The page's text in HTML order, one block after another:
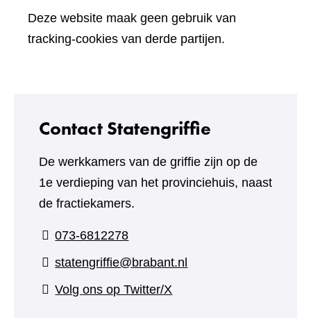
Deze website maak geen gebruik van
tracking-cookies van derde partijen.
Contact Statengriffie
De werkkamers van de griffie zijn op de
1e verdieping van het provinciehuis, naast
de fractiekamers.
073-6812278
statengriffie@brabant.nl
Volg ons op Twitter/X